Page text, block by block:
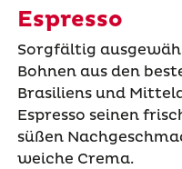
Espresso
Sorgfältig
Bohnen aus den
Brasiliens und
Espresso seinen
süßen
weiche Crema.